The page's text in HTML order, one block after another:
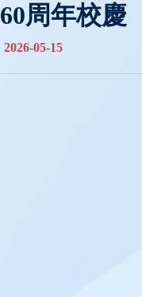
60周年校慶
2026-05-15